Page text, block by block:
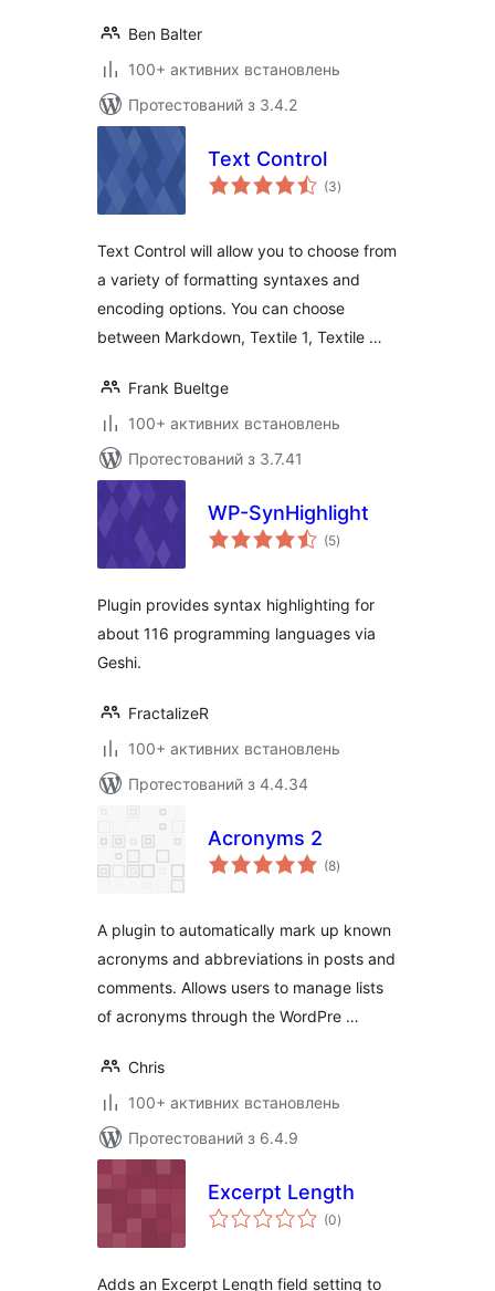
Ben Balter
100+ активних встановлень
Протестований з 3.4.2
Text Control
(3загальний
рейтинг
)
Text Control will allow you to choose from
a variety of formatting syntaxes and
encoding options. You can choose
between Markdown, Textile 1, Textile …
Frank Bueltge
100+ активних встановлень
Протестований з 3.7.41
WP-SynHighlight
(5загальний
рейтинг
)
Plugin provides syntax highlighting for
about 116 programming languages via
Geshi.
FractalizeR
100+ активних встановлень
Протестований з 4.4.34
Acronyms 2
(8загальний
рейтинг
)
A plugin to automatically mark up known
acronyms and abbreviations in posts and
comments. Allows users to manage lists
of acronyms through the WordPre …
Chris
100+ активних встановлень
Протестований з 6.4.9
Excerpt Length
(0загальний
рейтинг
)
Adds an Excerpt Length field setting to